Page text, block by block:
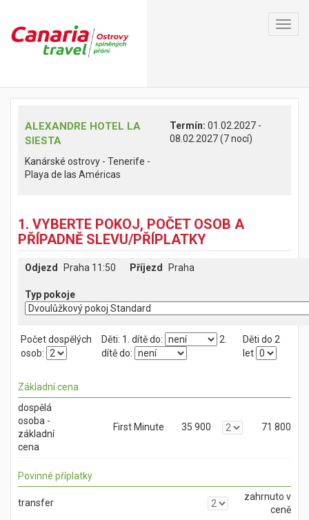
ALEXANDRE HOTEL LA
SIESTA
Kanárské ostrovy - Tenerife -
Playa de las Américas
Termín: 01.02.2027 -
08.02.2027 (7 nocí)
1. VYBERTE POKOJ, POČET OSOB A
PŘÍPADNĚ SLEVU/PŘÍPLATKY
Odjezd Praha 11:50 Příjezd Praha
Typ pokoje
Počet dospělých
osob:
Děti: 1. dítě do:
2.
dítě do:
Děti do 2
let
Základní cena
dospělá
osoba -
základní
cena
First Minute 35 900 71 800
Povinné příplatky
transfer
zahrnuto v
ceně